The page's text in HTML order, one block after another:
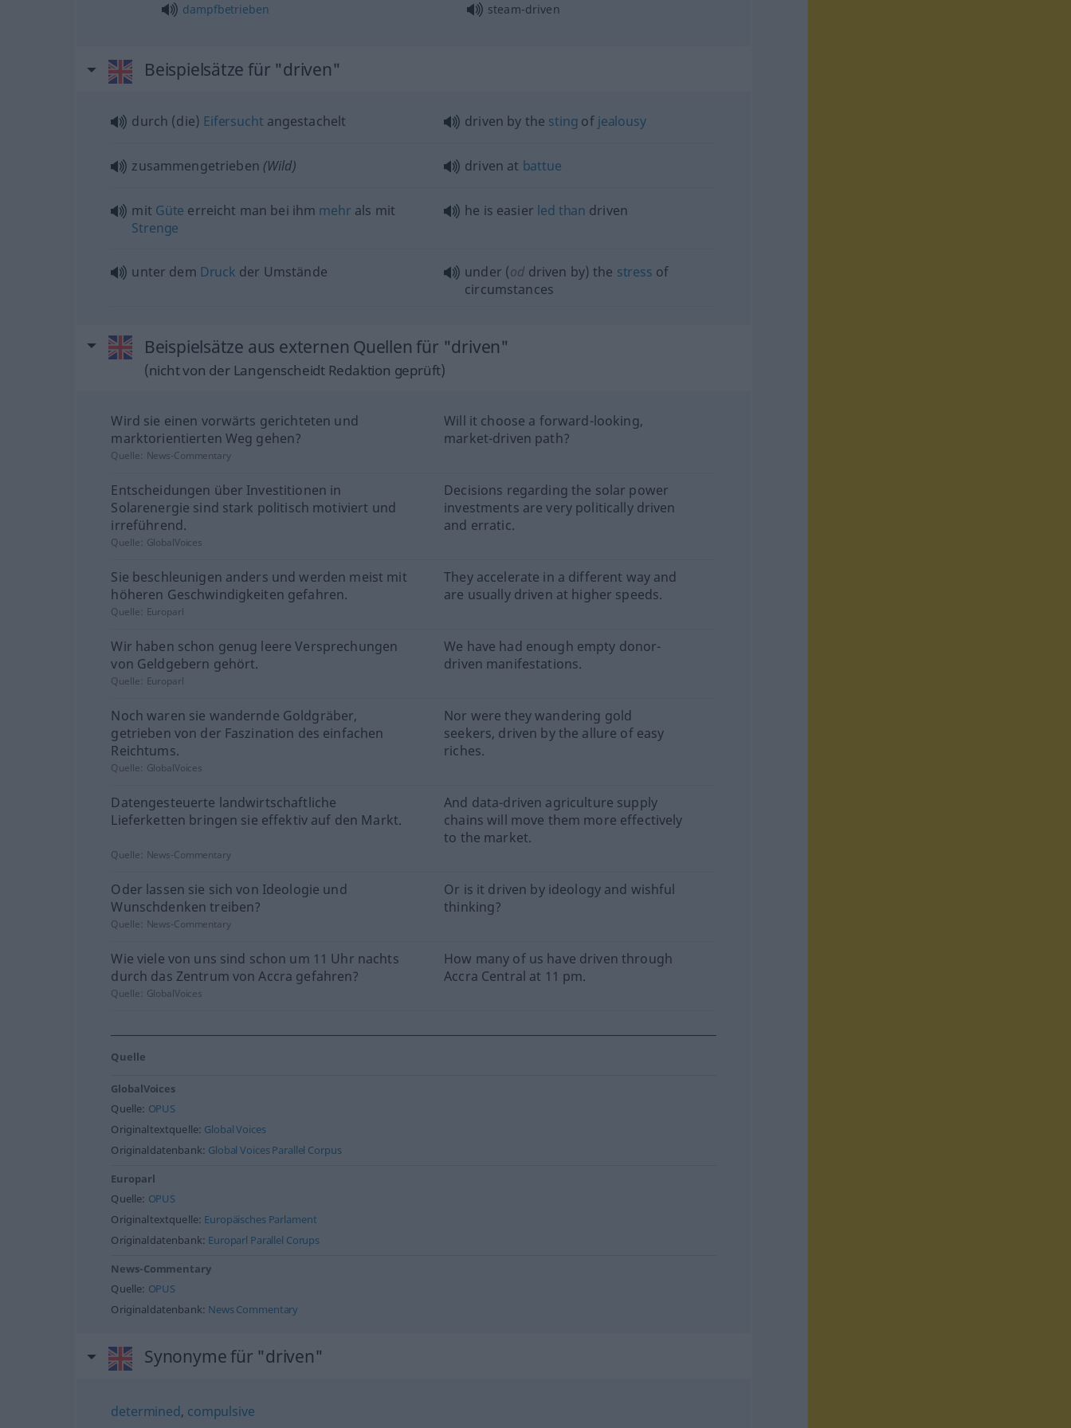
dampfbetrieben
steam-driven
Beispielsätze für "driven"
durch (die) Eifersucht angestachelt driven by the sting of jealousy
zusammengetrieben (Wild) driven at battue
mit Güte erreicht man bei ihm mehr als mit
Strenge
he is easier led than driven
unter dem Druck der Umstände under (od driven by) the stress of
circumstances
Beispielsätze aus externen Quellen für "driven"
(nicht von der Langenscheidt Redaktion geprüft)
Wird sie einen vorwärts gerichteten und
marktorientierten Weg gehen?
Will it choose a forward-looking,
market-driven path?
Quelle: News-Commentary
Entscheidungen über Investitionen in
Solarenergie sind stark politisch motiviert und
irreführend.
Decisions regarding the solar power
investments are very politically driven
and erratic.
Quelle: GlobalVoices
Sie beschleunigen anders und werden meist mit
höheren Geschwindigkeiten gefahren.
They accelerate in a different way and
are usually driven at higher speeds.
Quelle: Europarl
Wir haben schon genug leere Versprechungen
von Geldgebern gehört.
We have had enough empty donor-
driven manifestations.
Quelle: Europarl
Noch waren sie wandernde Goldgräber,
getrieben von der Faszination des einfachen
Reichtums.
Nor were they wandering gold
seekers, driven by the allure of easy
riches.
Quelle: GlobalVoices
Datengesteuerte landwirtschaftliche
Lieferketten bringen sie effektiv auf den Markt.
And data-driven agriculture supply
chains will move them more effectively
to the market.
Quelle: News-Commentary
Oder lassen sie sich von Ideologie und
Wunschdenken treiben?
Or is it driven by ideology and wishful
thinking?
Quelle: News-Commentary
Wie viele von uns sind schon um 11 Uhr nachts
durch das Zentrum von Accra gefahren?
How many of us have driven through
Accra Central at 11 pm.
Quelle: GlobalVoices
Quelle
GlobalVoices
Quelle: OPUS
Originaltextquelle: Global Voices
Originaldatenbank: Global Voices Parallel Corpus
Europarl
Quelle: OPUS
Originaltextquelle: Europäisches Parlament
Originaldatenbank: Europarl Parallel Corups
News-Commentary
Quelle: OPUS
Originaldatenbank: News Commentary
Synonyme für "driven"
determined, compulsive